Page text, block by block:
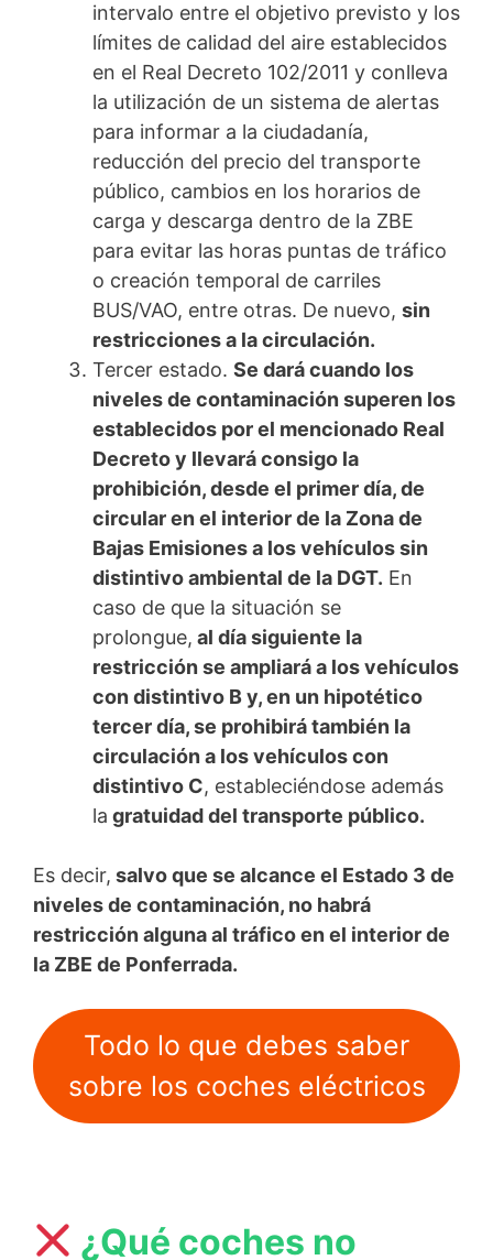
intervalo entre el objetivo previsto y los
límites de calidad del aire establecidos
en el Real Decreto 102/2011 y conlleva
la utilización de un sistema de alertas
para informar a la ciudadanía,
reducción del precio del transporte
público, cambios en los horarios de
carga y descarga dentro de la ZBE
para evitar las horas puntas de tráfico
o creación temporal de carriles
BUS/VAO, entre otras. De nuevo, sin
restricciones a la circulación.
Tercer estado. Se dará cuando los
niveles de contaminación superen los
establecidos por el mencionado Real
Decreto y llevará consigo la
prohibición, desde el primer día, de
circular en el interior de la Zona de
Bajas Emisiones a los vehículos sin
distintivo ambiental de la DGT. En
caso de que la situación se
prolongue, al día siguiente la
restricción se ampliará a los vehículos
con distintivo B y, en un hipotético
tercer día, se prohibirá también la
circulación a los vehículos con
distintivo C, estableciéndose además
la gratuidad del transporte público.
Es decir, salvo que se alcance el Estado 3 de
niveles de contaminación, no habrá
restricción alguna al tráfico en el interior de
la ZBE de Ponferrada.
Todo lo que debes saber
sobre los coches eléctricos
¿Qué coches no